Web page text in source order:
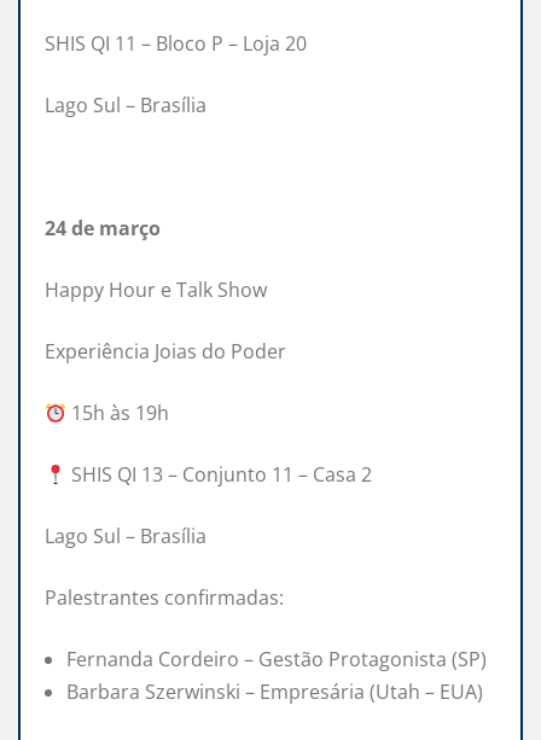
SHIS QI 11 – Bloco P – Loja 20
Lago Sul – Brasília
24 de março
Happy Hour e Talk Show
Experiência Joias do Poder
15h às 19h
SHIS QI 13 – Conjunto 11 – Casa 2
Lago Sul – Brasília
Palestrantes confirmadas:
Fernanda Cordeiro – Gestão Protagonista (SP)
Barbara Szerwinski – Empresária (Utah – EUA)